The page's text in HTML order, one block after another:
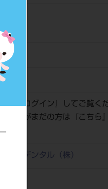
は『ログイン 』してご覧く
登録がまだの方は『
こちら
タケデンタル（株）